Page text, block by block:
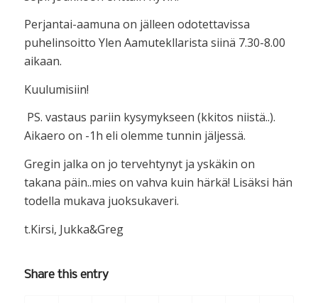
Perjantai-aamuna on jälleen odotettavissa
puhelinsoitto Ylen Aamutekllarista siinä 7.30-8.00
aikaan.
Kuulumisiin!
PS. vastaus pariin kysymykseen (kkitos niistä..).
Aikaero on -1h eli olemme tunnin jäljessä.
Gregin jalka on jo tervehtynyt ja yskäkin on
takana päin..mies on vahva kuin härkä! Lisäksi hän
todella mukava juoksukaveri.
t.Kirsi, Jukka&Greg
Share this entry